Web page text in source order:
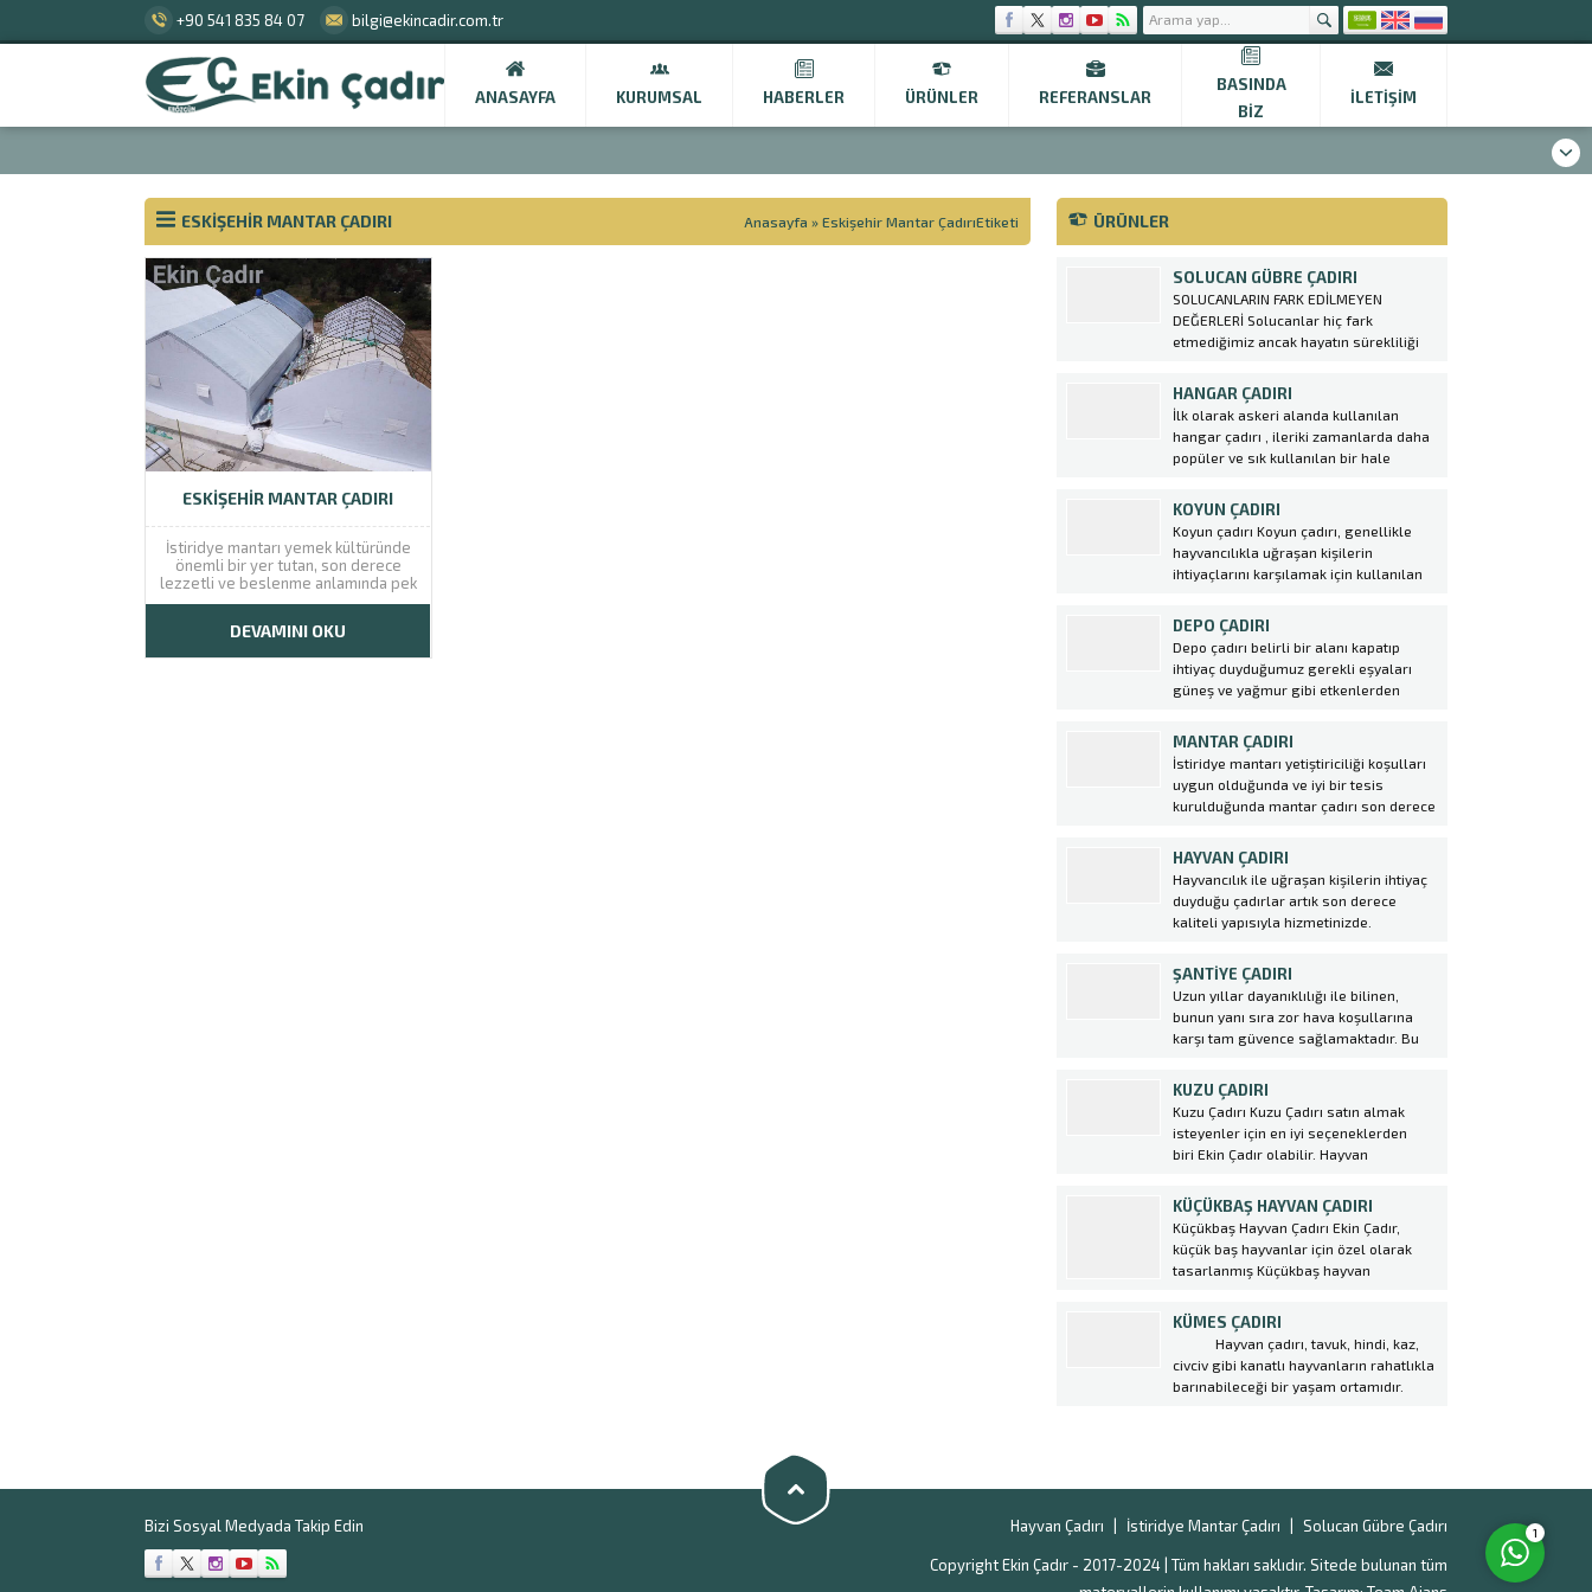
+90 541 835 84 07 bilgi@ekincadir.com.tr
ANASAYFA KURUMSAL HABERLER ÜRÜNLER REFERANSLAR
BASINDA
BIZ
İLETIŞIM
ESKIŞEHIR MANTAR ÇADIRI Anasayfa » Eskişehir Mantar ÇadırıEtiketi
ESKIŞEHIR MANTAR ÇADIRI
İstiridye mantarı yemek kültüründe
önemli bir yer tutan, son derece
lezzetli ve beslenme anlamında pek
çok yararı bulunan üründür.
oluşturur. Harika bir damak izi
bırakacak mantar, önemli bir ticari
DEVAMINI OKU
ÜRÜNLER
SOLUCAN GÜBRE ÇADIRI
SOLUCANLARIN FARK EDİLMEYEN
DEĞERLERİ Solucanlar hiç fark
etmediğimiz ancak hayatın sürekliliği
varlıklardır. Toprak solucanlarının
varlığı kadar kompost solucanları da bir
üretiminde hem toprağı gübreleyen
hem de yararlı olmayan böceklerin
HANGAR ÇADIRI
İlk olarak askeri alanda kullanılan
hangar çadırı , ileriki zamanlarda daha
popüler ve sık kullanılan bir hale
kullanılmaya başlanmıştır. Özellikle de
konar göçer sektörlerde konteynırların
yerini alan hangar çadırı birçok avantajı
da beraberinde getirmektedir. hangar...
KOYUN ÇADIRI
Koyun çadırı Koyun çadırı, genellikle
hayvancılıkla uğraşan kişilerin
ihtiyaçlarını karşılamak için kullanılan
genellikle koyunların barınması ve
korunması amacıyla kullanılır. Ekin
Çadır tarafından üretilen koyun
çadırları, yüksek kaliteli malzemeler
kullanılarak dayanıklı ve uzun
DEPO ÇADIRI
Depo çadırı belirli bir alanı kapatıp
ihtiyaç duyduğumuz gerekli eşyaları
güneş ve yağmur gibi etkenlerden
sistemidir. Betonarme yapıların aksine
daha hızlı kurulum ve maliyetsiz bir
sistemdir. Betonarme yapılar günümüz
şartlarında çok prosedür gerektiren
yapılardır....
MANTAR ÇADIRI
İstiridye mantarı yetiştiriciliği koşulları
uygun olduğunda ve iyi bir tesis
kurulduğunda mantar çadırı son derece
büyükşehirlerde daha fazladır. Kültür
mantarı, etin yerini tutabilecek kadar
yoğun protein deposudur. Et fiyatlarına
bakıldığında çok daha ucuz bir protein...
HAYVAN ÇADIRI
Hayvancılık ile uğraşan kişilerin ihtiyaç
duyduğu çadırlar artık son derece
kaliteli yapısıyla hizmetinizde.
imal edilmiş, kaliteli ve dayanıklı
şekilde üretilerek piyasaya
sunulmuştur. Ekin çadır olarak her
zaman yenilikçi tasamı ve güvenilir
markasıyla bir...
ŞANTIYE ÇADIRI
Uzun yıllar dayanıklılığı ile bilinen,
bunun yanı sıra zor hava koşullarına
karşı tam güvence sağlamaktadır. Bu
olarak kullanılmaktadır. Şantiye
alanlarınızda her türlü gerek kısa
gerekse uzun vadeli olsun tüm
ihtiyaçlarınız için Ekin Çadır
olarak şantiye çadırı üretiyoruz....
KUZU ÇADIRI
Kuzu Çadırı Kuzu Çadırı satın almak
isteyenler için en iyi seçeneklerden
biri Ekin Çadır olabilir. Hayvan
firma, yüksek kaliteli malzemeler
kullanarak dayanıklı ve uzun ömürlü
çadırlar üretmektedir. Kuzu
Çadırı kurulumu oldukça kolaydır ve
çiftlik sahiplerine büyük avantajlar
KÜÇÜKBAŞ HAYVAN ÇADIRI
Küçükbaş Hayvan Çadırı Ekin Çadır,
küçük baş hayvanlar için özel olarak
tasarlanmış Küçükbaş hayvan
hayvanların rahatça barınabileceği,
korunabileceği ve doğal şartlardan
etkilenmeden yetiştirilebileceği alanlar
sağlamaktadır. Küçükbaş hayvan
yetiştiriciliği yapan çiftçiler için hayvan
KÜMES ÇADIRI
Hayvan çadırı, tavuk, hindi, kaz,
civciv gibi kanatlı hayvanların rahatlıkla
barınabileceği bir yaşam ortamıdır.
isteyen girişimcilerin çoğunlukla tercih
ettiği kümes hayvancılığı...
Bizi Sosyal Medyada Takip Edin Hayvan Çadırı İstiridye Mantar Çadırı Solucan Gübre Çadırı
Copyright Ekin Çadır - 2017-2024 | Tüm hakları saklıdır. Sitede bulunan tüm
Müşteri Temsilcisi
1